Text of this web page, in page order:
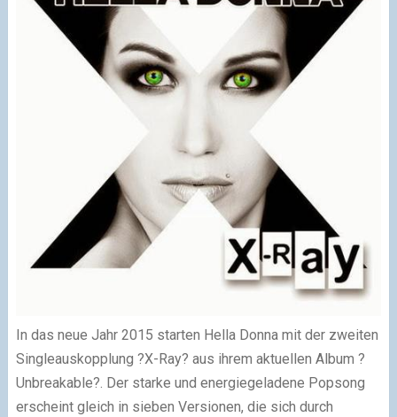
In das neue Jahr 2015 starten Hella Donna mit der zweiten
Singleauskopplung ?X-Ray? aus ihrem aktuellen Album ?
Unbreakable?. Der starke und energiegeladene Popsong
erscheint gleich in sieben Versionen, die sich durch